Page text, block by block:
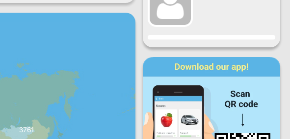
3761
Napredak
Pon Sri Čet
Sub Ned